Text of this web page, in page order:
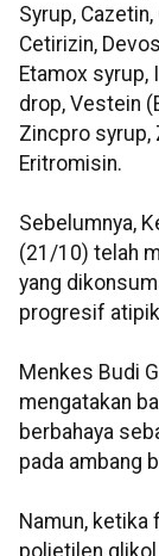
Syrup,
Cetirizin,
Etamox syrup,
drop, Vestein
Zincpro syrup,
Eritromisin.
Sebelumnya,
(21/10) telah
yang
progresif
Menkes Budi
mengatakan
berbahaya
pada ambang
Namun, ketika
polietilen glikol